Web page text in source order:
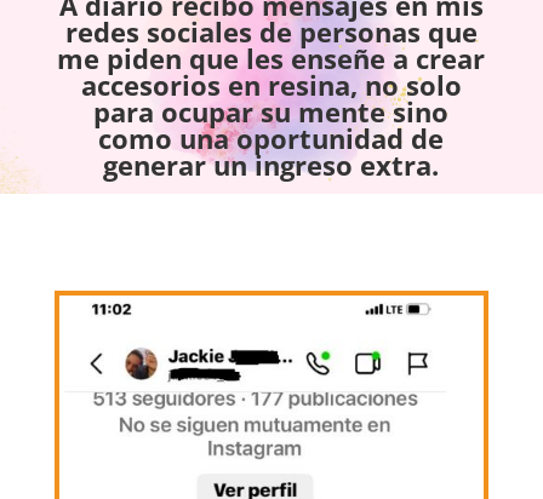
redes sociales de personas que
me piden que les enseñe a crear
accesorios en resina, no solo
para ocupar su mente sino
como una oportunidad de
generar un ingreso extra.